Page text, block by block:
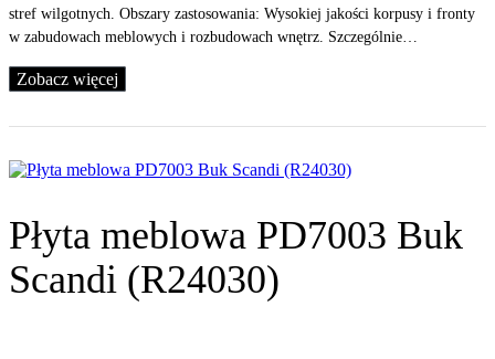
stref wilgotnych. Obszary zastosowania: Wysokiej jakości korpusy i fronty
w zabudowach meblowych i rozbudowach wnętrz. Szczególnie…
Zobacz więcej
Płyta meblowa PD7003 Buk
Scandi (R24030)